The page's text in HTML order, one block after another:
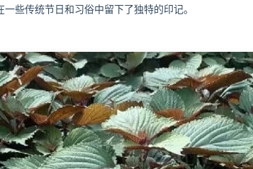
些传统节日和习俗中留下了独特的印记。